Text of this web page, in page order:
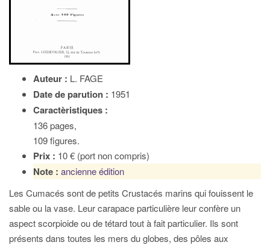
Auteur : L. FAGE
Date de parution : 1951
Caractèristiques :
136 pages,
109 figures.
Prix : 10 € (port non compris)
Note : ancienne édition
Les Cumacés sont de petits Crustacés marins qui fouissent le
sable ou la vase. Leur carapace particulière leur confère un
aspect scorpioide ou de tétard tout à fait particulier. Ils sont
présents dans toutes les mers du globes, des pôles aux